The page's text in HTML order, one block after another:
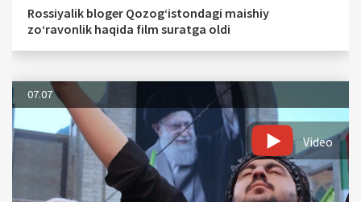
Rossiyalik bloger Qozog‘istondagi maishiy
zo‘ravonlik haqida film suratga oldi
07.07
Video